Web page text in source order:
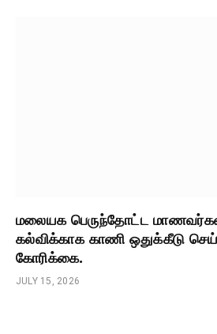
மலையக பெருந்தோட்ட
கல்விக்காக காணி ஒதுக்கீடு
கோரிக்கை.
JULY 15, 2026